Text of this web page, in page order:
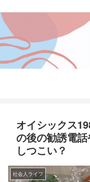
オイシックス
の後の勧誘電
しつこい？
社会人ライフ